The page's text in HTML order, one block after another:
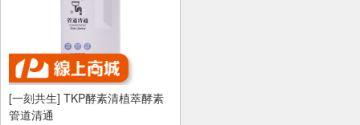
[一刻共生] TKP酵素清植萃酵素
管道清通